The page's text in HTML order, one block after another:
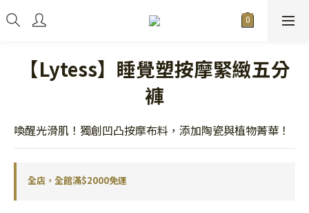
【Lytess】睡覺塑按摩緊緻五分
褲
喚醒光滑肌！獨創凹凸按摩布料，添加陶瓷與植物菁華！
全店，全館滿$2000免運